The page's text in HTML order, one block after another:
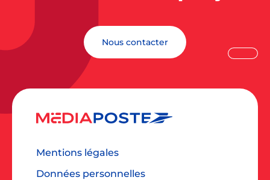
Nous contacter
Mentions légales
Données personnelles